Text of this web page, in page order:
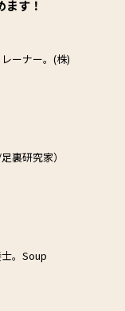
す！
ーナー。(株)
裏研究家）
。Soup